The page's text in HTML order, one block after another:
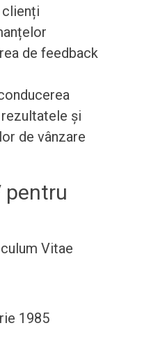
de feedback
și
de vânzare
pentru
Vitae
1985